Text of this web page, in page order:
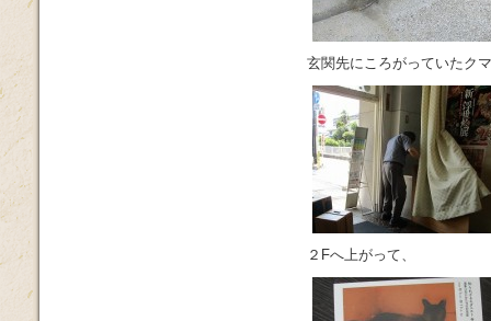
玄関先にころがっていたク
２Fへ上がって、